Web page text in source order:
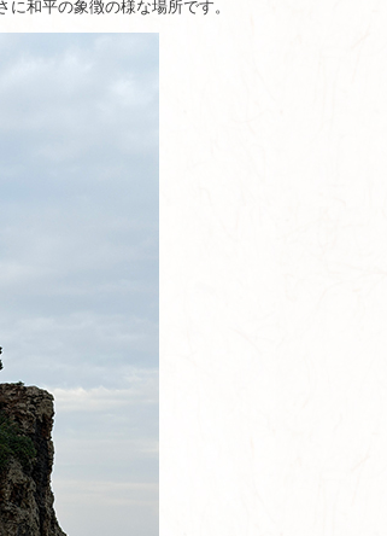
和平の象徴の様な場所です。